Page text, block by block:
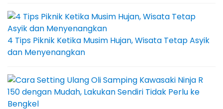
4 Tips Piknik Ketika Musim Hujan, Wisata Tetap Asyik
dan Menyenangkan